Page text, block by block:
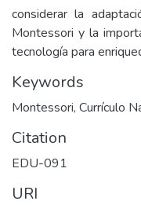
considerar la
Montessori y la
tecnología para
Keywords
Montessori, Currículo
Citation
EDU-091
URI